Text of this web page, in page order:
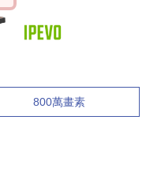
800萬畫素